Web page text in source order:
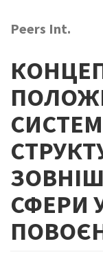
main
Peers Int.
СФЕРИ